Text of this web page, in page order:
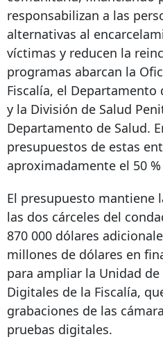
responsabilizan a las
alternativas al
víctimas y reducen la
programas abarcan la
Fiscalía, el Departamento
y la División de Salud
Departamento de Salud.
presupuestos de estas
aproximadamente el 50
El presupuesto mantiene
las dos cárceles del
870 000 dólares
millones de dólares en
para ampliar la Unidad
Digitales de la Fiscalía,
grabaciones de las
pruebas digitales.